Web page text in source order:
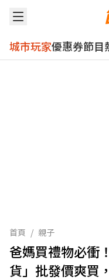
城市玩家優惠券節目
首頁 / 親子
爸媽買禮物必衝
貨」批發價爽買